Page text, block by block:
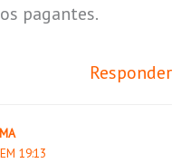
pagantes.
Responder
19:13